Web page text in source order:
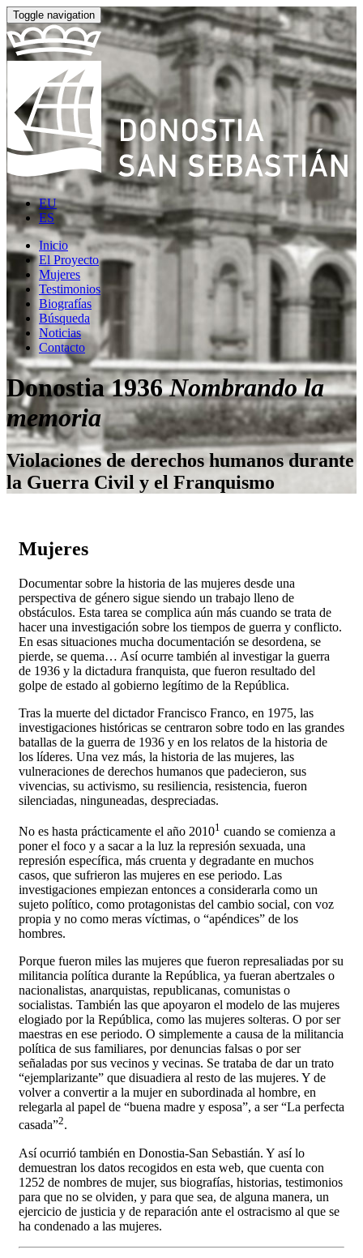
Toggle navigation
EU
ES
Inicio
El Proyecto
Mujeres
Testimonios
Biografías
Búsqueda
Noticias
Contacto
Donostia 1936Nombrando la
memoria
Violaciones de derechos humanos durante
la Guerra Civil y el Franquismo
Mujeres
Documentar sobre la historia de las mujeres desde una
perspectiva de género sigue siendo un trabajo lleno de
obstáculos. Esta tarea se complica aún más cuando se trata de
hacer una investigación sobre los tiempos de guerra y conflicto.
En esas situaciones mucha documentación se desordena, se
pierde, se quema… Así ocurre también al investigar la guerra
de 1936 y la dictadura franquista, que fueron resultado del
golpe de estado al gobierno legítimo de la República.
Tras la muerte del dictador Francisco Franco, en 1975, las
investigaciones históricas se centraron sobre todo en las grandes
batallas de la guerra de 1936 y en los relatos de la historia de
los líderes. Una vez más, la historia de las mujeres, las
vulneraciones de derechos humanos que padecieron, sus
vivencias, su activismo, su resiliencia, resistencia, fueron
silenciadas, ninguneadas, despreciadas.
No es hasta prácticamente el año 20101 cuando se comienza a
poner el foco y a sacar a la luz la represión sexuada, una
represión específica, más cruenta y degradante en muchos
casos, que sufrieron las mujeres en ese periodo. Las
investigaciones empiezan entonces a considerarla como un
sujeto político, como protagonistas del cambio social, con voz
propia y no como meras víctimas, o “apéndices” de los
hombres.
Porque fueron miles las mujeres que fueron represaliadas por su
militancia política durante la República, ya fueran abertzales o
nacionalistas, anarquistas, republicanas, comunistas o
socialistas. También las que apoyaron el modelo de las mujeres
elogiado por la República, como las mujeres solteras. O por ser
maestras en ese periodo. O simplemente a causa de la militancia
política de sus familiares, por denuncias falsas o por ser
señaladas por sus vecinos y vecinas. Se trataba de dar un trato
“ejemplarizante” que disuadiera al resto de las mujeres. Y de
volver a convertir a la mujer en subordinada al hombre, en
relegarla al papel de “buena madre y esposa”, a ser “La perfecta
casada”2.
Así ocurrió también en Donostia-San Sebastián. Y así lo
demuestran los datos recogidos en esta web, que cuenta con
1252 de nombres de mujer, sus biografías, historias, testimonios
para que no se olviden, y para que sea, de alguna manera, un
ejercicio de justicia y de reparación ante el ostracismo al que se
ha condenado a las mujeres.